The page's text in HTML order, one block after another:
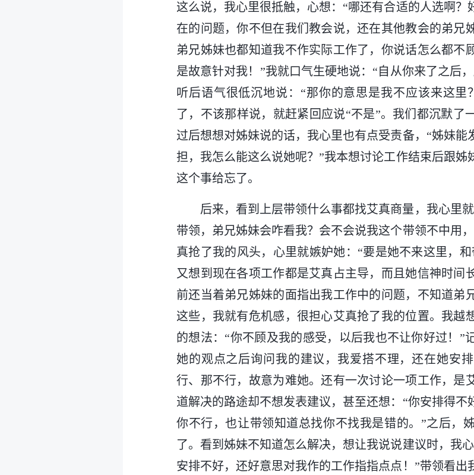
这么说，我心里很抵触，心想：“哪还有合适的人选啊？
在的问题，你不但在我们教会说，还在其他教会的弟兄
弟兄姊妹也都知道我不作实际工作了，你说话怎么都不
是故意针对我！”我就口气生硬地说：“自从你来了之后
听后语气很低沉地说：“那你的意思是我不应该来这里
了，不该那样说，就赶紧回应说“不是”。我们都沉默了
过后想想对姊妹说的话，我心里也有点受责备，“姊妹能
担，我怎么能这么说她呢？”我本想讨论工作结束后跟姊
这个事给忘了。
后来，看到上层带领什么事都找艾真商量，我心里
带领，弟兄姊妹会咋看我？会不会说我这个带领不中用
真抢了我的风头，心里就嫉妒她：“要是她不来这里，
又想到现在各项工作都是艾真占主导，而且她信神时间
前还当着弟兄姊妹的面指出我工作中的问题，不知道弟
这些，我就有危机感，很担心艾真抢了我的位置。我越
的想法：“你不顾及我的感受，以后我也不让你好过！”
她的观点之后询问我的建议，我爱搭不理，还在她安
行、那不行，故意为难她。还有一次讨论一项工作，是
道解决的路途却不想发表建议，甚至还想：“你安排得不
你不行，也让带领知道总找你不找我是错的。”之后，
了。看到姊妹不知道怎么解决，想让我说说建议时，我
安排不好，还好意思对我作的工作指指点点！”带领看出